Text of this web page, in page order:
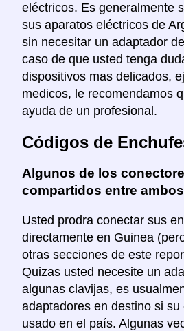
eléctricos. Es generalmente
sus aparatos eléctricos de
sin necesitar un adaptador
caso de que usted tenga
dispositivos mas delicados,
medicos, le recomendamos
ayuda de un profesional.
Códigos de
Algunos de los
compartidos entre
Usted prodra conectar sus
directamente en Guinea
otras secciones de este
Quizas usted necesite un
algunas clavijas, es
adaptadores en destino si su
usado en el país. Algunas